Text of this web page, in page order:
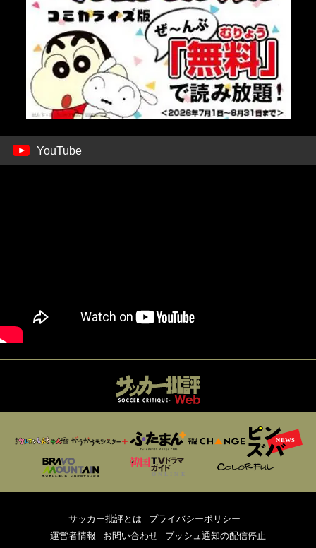
YouTube
サッカー批評とは
プライバシーポリシー
運営者情報
お問い合わせ プッシュ通知の配信停止